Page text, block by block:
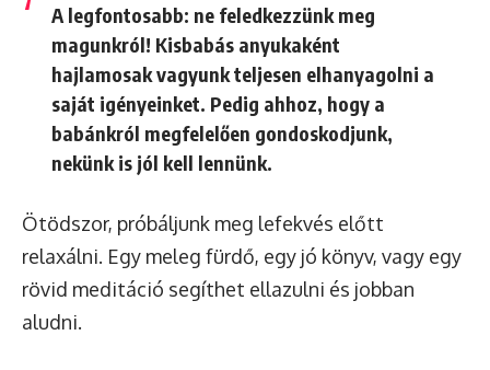
A legfontosabb: ne feledkezzünk meg
magunkról! Kisbabás anyukaként
hajlamosak vagyunk teljesen elhanyagolni a
saját igényeinket. Pedig ahhoz, hogy a
babánkról megfelelően gondoskodjunk,
nekünk is jól kell lennünk.
Ötödszor, próbáljunk meg lefekvés előtt
relaxálni. Egy meleg fürdő, egy jó könyv, vagy egy
rövid meditáció segíthet ellazulni és jobban
aludni.